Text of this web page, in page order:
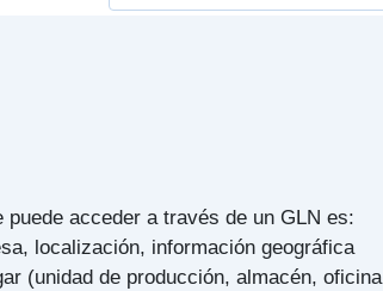
puede acceder a través de un GLN es:
localización, información geográfica
(unidad de producción, almacén, oficina